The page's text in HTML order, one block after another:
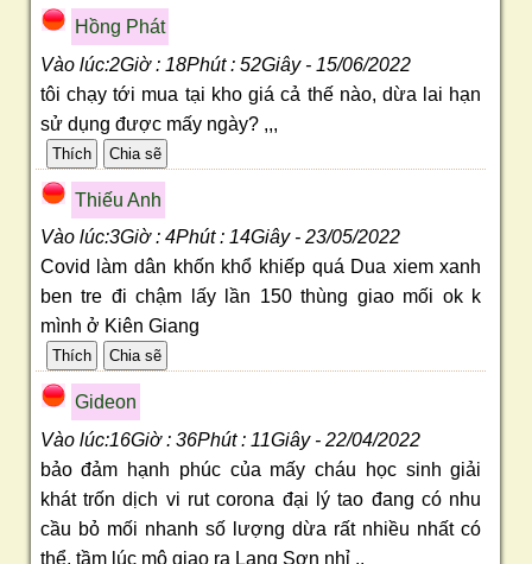
Hồng Phát
Vào lúc:2Giờ : 18Phút : 52Giây - 15/06/2022
tôi chạy tới mua tại kho giá cả thế nào, dừa lai hạn
sử dụng được mấy ngày? ,,,
Thiếu Anh
Vào lúc:3Giờ : 4Phút : 14Giây - 23/05/2022
Covid làm dân khốn khổ khiếp quá Dua xiem xanh
ben tre đi chậm lấy lần 150 thùng giao mối ok k
mình ở Kiên Giang
Gideon
Vào lúc:16Giờ : 36Phút : 11Giây - 22/04/2022
bảo đảm hạnh phúc của mấy cháu học sinh giải
khát trốn dịch vi rut corona đại lý tao đang có nhu
cầu bỏ mối nhanh số lượng dừa rất nhiều nhất có
thể, tầm lúc mô giao ra Lạng Sơn nhỉ .,